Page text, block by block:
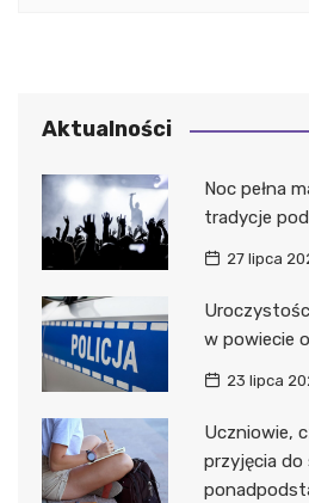
Aktualności
Noc pełna
tradycje
27 lipca
w powiecie
23 lipca
Uczniowie,
przyjęcia do